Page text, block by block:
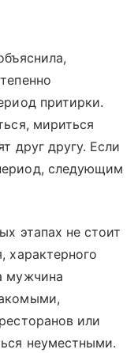
притирки.
мириться
друг другу. Если
следующим
этапах не стоит
характерного
мужчина
или
неуместными.